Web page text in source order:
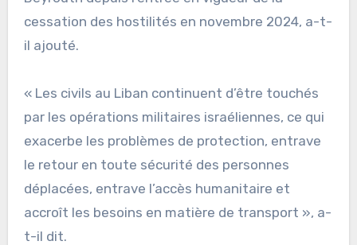
cessation des hostilités en novembre 2024, a-t-
il ajouté.
« Les civils au Liban continuent d’être touchés
par les opérations militaires israéliennes, ce qui
exacerbe les problèmes de protection, entrave
le retour en toute sécurité des personnes
déplacées, entrave l’accès humanitaire et
accroît les besoins en matière de transport », a-
t-il dit.